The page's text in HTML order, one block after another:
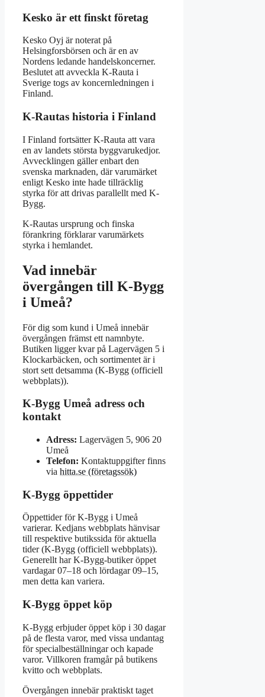
Kesko är ett finskt företag
Kesko Oyj är noterat på
Helsingforsbörsen och är en av
Nordens ledande handelskoncerner.
Beslutet att avveckla K-Rauta i
Sverige togs av koncernledningen i
Finland.
K-Rautas historia i Finland
I Finland fortsätter K-Rauta att vara
en av landets största byggvarukedjor.
Avvecklingen gäller enbart den
svenska marknaden, där varumärket
enligt Kesko inte hade tillräcklig
styrka för att drivas parallellt med K-
Bygg.
K-Rautas ursprung och finska
förankring förklarar varumärkets
styrka i hemlandet.
Vad innebär
övergången till K-Bygg
i Umeå?
För dig som kund i Umeå innebär
övergången främst ett namnbyte.
Butiken ligger kvar på Lagervägen 5 i
Klockarbäcken, och sortimentet är i
stort sett detsamma (K-Bygg (officiell
webbplats)).
K-Bygg Umeå adress och
kontakt
Adress: Lagervägen 5, 906 20
Umeå
Telefon: Kontaktuppgifter finns
via hitta.se (företagssök)
K-Bygg öppettider
Öppettider för K-Bygg i Umeå
varierar. Kedjans webbplats hänvisar
till respektive butikssida för aktuella
tider (K-Bygg (officiell webbplats)).
Generellt har K-Bygg-butiker öppet
vardagar 07–18 och lördagar 09–15,
men detta kan variera.
K-Bygg öppet köp
K-Bygg erbjuder öppet köp i 30 dagar
på de flesta varor, med vissa undantag
för specialbeställningar och kapade
varor. Villkoren framgår på butikens
kvitto och webbplats.
Övergången innebär praktiskt taget